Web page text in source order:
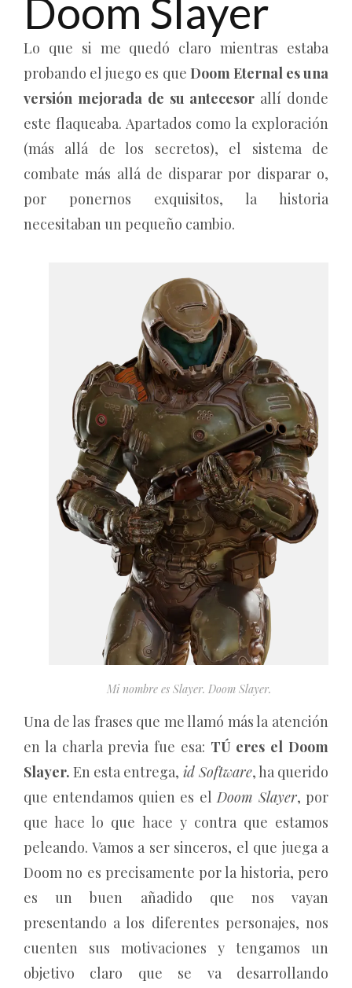
Doom Slayer
Lo que si me quedó claro mientras estaba
probando el juego es que Doom Eternal es una
versión mejorada de su antecesor allí donde
este flaqueaba. Apartados como la exploración
(más allá de los secretos), el sistema de
combate más allá de disparar por disparar o,
por ponernos exquisitos, la historia
necesitaban un pequeño cambio.
Mi nombre es Slayer. Doom Slayer.
Una de las frases que me llamó más la atención
en la charla previa fue esa: TÚ eres el Doom
Slayer. En esta entrega, id Software, ha querido
que entendamos quien es elDoom Slayer, por
que hace lo que hace y contra que estamos
peleando. Vamos a ser sinceros, el que juega a
Doom no es precisamente por la historia, pero
es un buen añadido que nos vayan
presentando a los diferentes personajes, nos
cuenten sus motivaciones y tengamos un
objetivo claro que se va desarrollando